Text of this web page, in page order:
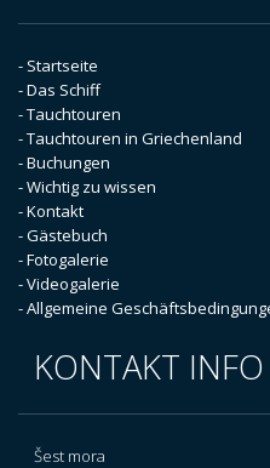
- Startseite
- Das Schiff
- Tauchtouren
- Tauchtouren in Griechenland
- Buchungen
- Wichtig zu wissen
- Kontakt
- Gästebuch
- Fotogalerie
- Videogalerie
- Allgemeine
KONTAKT INFO
Šest mora